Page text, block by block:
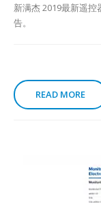
新满杰 2019最新遥控
告。
READ MORE